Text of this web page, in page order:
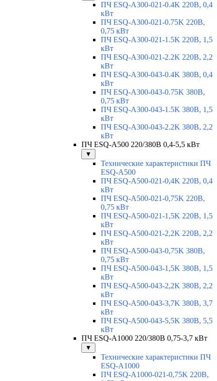
ПЧ ESQ-A300-021-0.4K 220В, 0,4
кВт
ПЧ ESQ-A300-021-0.75K 220В,
0,75 кВт
ПЧ ESQ-A300-021-1.5K 220В, 1,5
кВт
ПЧ ESQ-A300-021-2.2K 220В, 2,2
кВт
ПЧ ESQ-A300-043-0.4K 380В, 0,4
кВт
ПЧ ESQ-A300-043-0.75K 380В,
0,75 кВт
ПЧ ESQ-A300-043-1.5K 380В, 1,5
кВт
ПЧ ESQ-A300-043-2.2K 380В, 2,2
кВт
ПЧ ESQ-A500 220/380В 0,4-5,5 кВт
▼
Технические характеристики ПЧ
ESQ-A500
ПЧ ESQ-A500-021-0,4K 220В, 0,4
кВт
ПЧ ESQ-A500-021-0,75K 220В,
0,75 кВт
ПЧ ESQ-A500-021-1,5K 220В, 1,5
кВт
ПЧ ESQ-A500-021-2,2K 220В, 2,2
кВт
ПЧ ESQ-A500-043-0,75K 380В,
0,75 кВт
ПЧ ESQ-A500-043-1,5K 380В, 1,5
кВт
ПЧ ESQ-A500-043-2,2K 380В, 2,2
кВт
ПЧ ESQ-A500-043-3,7K 380В, 3,7
кВт
ПЧ ESQ-A500-043-5,5K 380В, 5,5
кВт
ПЧ ESQ-A1000 220/380В 0,75-3,7 кВт
▼
Технические характеристики ПЧ
ESQ-A1000
ПЧ ESQ-A1000-021-0,75K 220В,